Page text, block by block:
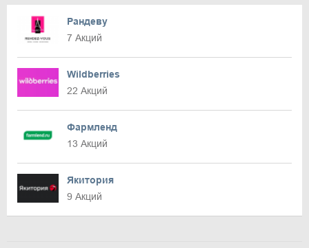
Рандеву
7 Акций
Wildberries
22 Акций
Фармленд
13 Акций
Якитория
9 Акций